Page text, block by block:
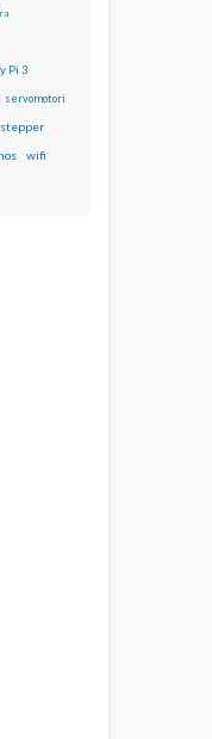
Pi 3
servomotori
stepper
wifi